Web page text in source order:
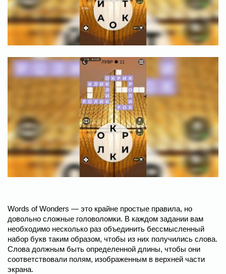
Words of Wonders — это крайне простые правила, но
довольно сложные головоломки. В каждом задании вам
необходимо несколько раз объединить бессмысленный
набор букв таким образом, чтобы из них получились слова.
Слова должным быть определенной длины, чтобы они
соответствовали полям, изображенным в верхней части
экрана.